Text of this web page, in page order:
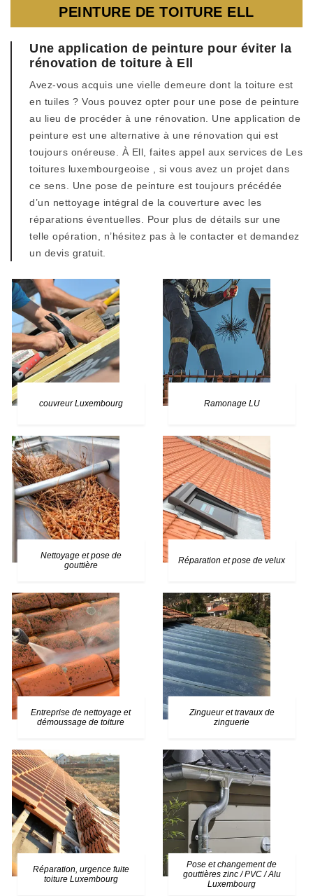
PEINTURE DE TOITURE ELL
Une application de peinture pour éviter la
rénovation de toiture à Ell
Avez-vous acquis une vielle demeure dont la toiture est
en tuiles ? Vous pouvez opter pour une pose de peinture
au lieu de procéder à une rénovation. Une application de
peinture est une alternative à une rénovation qui est
toujours onéreuse. À Ell, faites appel aux services de Les
toitures luxembourgeoise , si vous avez un projet dans
ce sens. Une pose de peinture est toujours précédée
d’un nettoyage intégral de la couverture avec les
réparations éventuelles. Pour plus de détails sur une
telle opération, n’hésitez pas à le contacter et demandez
un devis gratuit.
couvreur Luxembourg Ramonage LU
Nettoyage et pose de
gouttière
Réparation et pose de velux
Entreprise de nettoyage et
démoussage de toiture
Zingueur et travaux de
zinguerie
Réparation, urgence fuite
toiture Luxembourg
Pose et changement de
gouttières zinc / PVC / Alu
Luxembourg